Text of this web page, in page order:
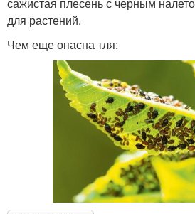
сажистая плесень с черным
для растений.
Чем еще опасна тля: